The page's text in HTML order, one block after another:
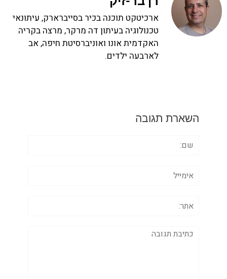
ארכיטקט תוכנה בכיר בסייברארק, עיתונאי
טכנולוגיה בעיתון דה מרקר, מרצה בקריה
האקדמית אונו ואוניברסיטת חיפה, אב
לארבעה ילדים.
השארת תגובה
תגובה